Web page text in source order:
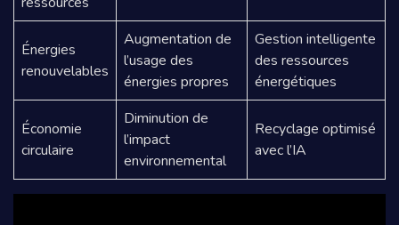
Énergies
renouvelables
Augmentation de
l’usage des
énergies propres
Gestion intelligente
des ressources
énergétiques
Économie
circulaire
Diminution de
l’impact
environnemental
Recyclage optimisé
avec l’IA